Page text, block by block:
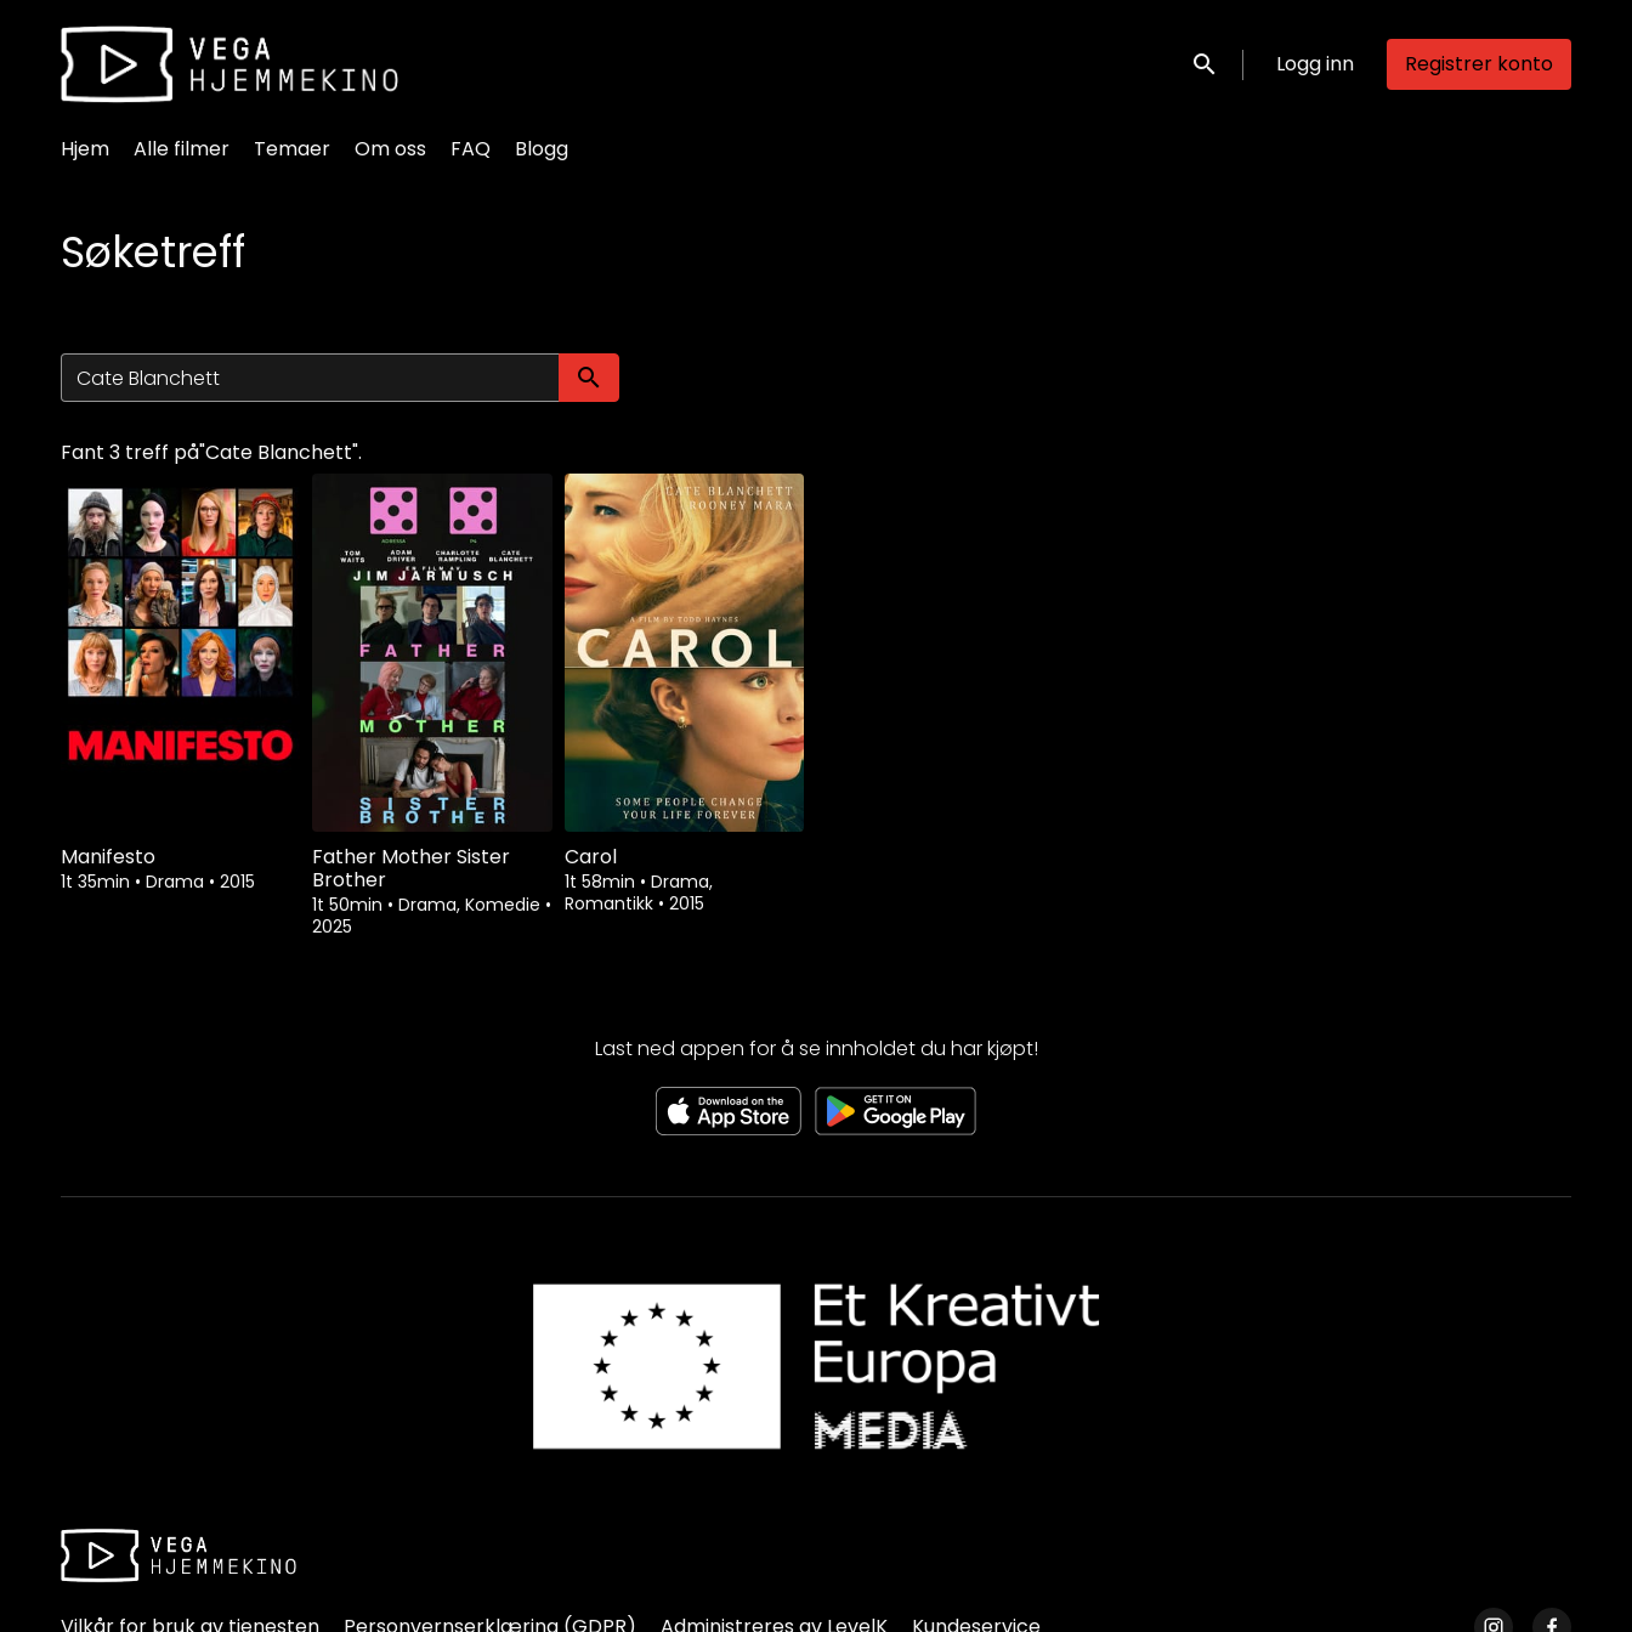
Tilgjengelighetslenker
Søk Logg inn Registrer konto
Hjem Alle filmer Temaer Om oss FAQ Blogg
Søketreff
Søk
Fant 3 treff på"Cate Blanchett".
Manifesto
1t 35min • Drama • 2015
Father Mother Sister
Brother
1t 50min • Drama, Komedie •
2025
Carol
1t 58min • Drama,
Romantikk • 2015
Last ned appen for å se innholdet du har kjøpt!